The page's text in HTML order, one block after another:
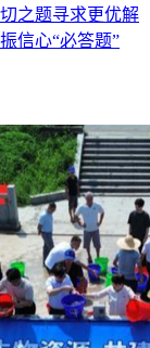
之题寻求更优解
信心“必答题”